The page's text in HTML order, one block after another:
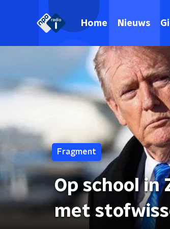
Home Nieuws
Fragment
Op school in
met